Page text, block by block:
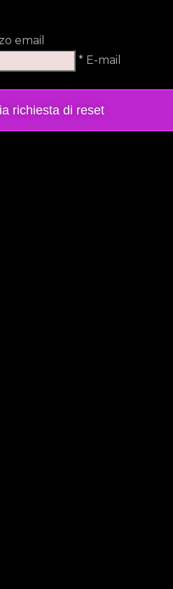
email
* E-mail
richiesta di reset